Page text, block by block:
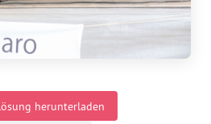
herunterladen